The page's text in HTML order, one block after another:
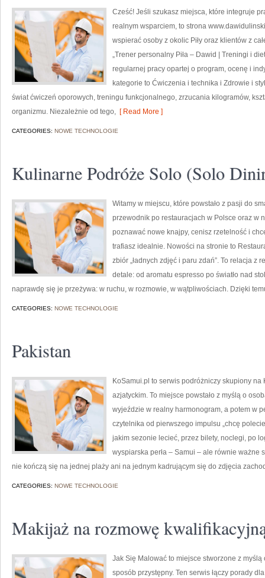
Cześć! Jeśli szukasz miejsca, które integruje
realnym wsparciem, to strona
wspierać osoby z okolic Piły oraz klientów z
„Trener personalny Piła – Dawid | Treningi i
regularnej pracy opartej o program, ocenę i
kategorie to Ćwiczenia i technika i Zdrowie i
świat ćwiczeń oporowych, treningu funkcjonalnego, zrzucania kilogramów,
organizmu. Niezależnie od tego, [ Read More ]
CATEGORIES: NOWE TECHNOLOGIE
Kulinarne Podróże Solo (Solo
Witamy w miejscu, które powstało z pasji do
przewodnik po restauracjach w Polsce oraz w
poznawać nowe knajpy, cenisz rzetelność i
trafiasz idealnie. Nowości na stronie to
zbiór „ładnych zdjęć i paru zdań”. To relacja z
detale: od aromatu espresso po światło nad
naprawdę się je przeżywa: w ruchu, w rozmowie, w wątpliwościach. Dzięki
CATEGORIES: NOWE TECHNOLOGIE
Pakistan
KoSamui.pl to serwis podróżniczy skupiony
azjatyckim. To miejsce powstało z myślą o
wyjeździe w realny harmonogram, a potem w
czytelnika od pierwszego impulsu „chcę
jakim sezonie lecieć, przez bilety, noclegi, po
wyspiarska perła – Samui – ale równie ważne
nie kończą się na jednej plaży ani na jednym kadrującym się do zdjęcia
CATEGORIES: NOWE TECHNOLOGIE
Makijaż na rozmowę
Jak Się Malować to miejsce stworzone z
sposób przystępny. Ten serwis łączy porady